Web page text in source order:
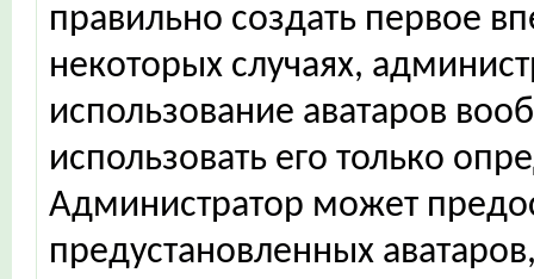
правильно создать первое
некоторых случаях,
использование аватаров
использовать его только
Администратор может
предустановленных